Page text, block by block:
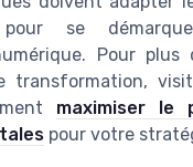
se
Pour
transformation,
maximiser le
pour votre